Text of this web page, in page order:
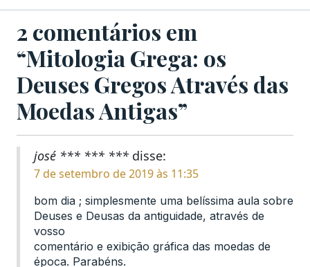
2 comentários em
“Mitologia Grega: os
Deuses Gregos Através das
Moedas Antigas”
josé *** *** *** disse:
7 de setembro de 2019 às 11:35
bom dia ; simplesmente uma belíssima aula sobre
Deuses e Deusas da antiguidade, através de
vosso
comentário e exibição gráfica das moedas de
época. Parabéns.